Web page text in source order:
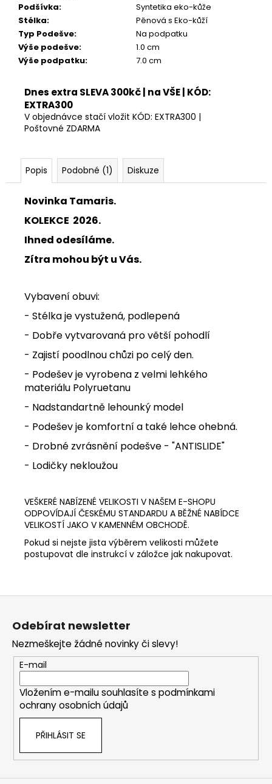
Podšívka:
Syntetika eko-kůže
Stélka:
Pěnová s Eko-kůží
Typ Podešve:
Na podpatku
Výše podešve:
1.0 cm
Výše podpatku: 7.0 cm
Dnes extra SLEVA 300kč | na VŠE | KÓD:
EXTRA300
V objednávce stačí vložit KÓD: EXTRA300 |
Poštovné ZDARMA
Popis Podobné (1) Diskuze
Novinka Tamaris.
KOLEKCE 2026.
Ihned odesíláme.
Zítra mohou být u Vás.
Vybavení obuvi:
- Stélka je vystužená, podlepená
- Dobře vytvarovaná pro větší pohodlí
- Zajistí poodlnou chůzi po celý den.
- Podešev je vyrobena z velmi lehkého
materiálu Polyruetanu
- Nadstandartně lehounký model
- Podešev je komfortní a také lehce ohebná.
- Drobné zvrásnění podešve - "ANTISLIDE"
- Lodičky nekloužou
VEŠKERÉ NABÍZENÉ VELIKOSTI V NAŠEM E-SHOPU
ODPOVÍDAJÍ ČESKÉMU STANDARDU A BĚŽNÉ NABÍDCE
VELIKOSTÍ JAKO V KAMENNÉM OBCHODĚ.
Pokud si nejste jista výběrem velikosti můžete
postupovat dle instrukcí v záložce jak nakupovat.
Z
Odebírat newsletter
Nezmeškejte žádné novinky či slevy!
E-mail
Vložením e-mailu souhlasíte s podmínkami
ochrany osobních údajů
PŘIHLÁSIT SE